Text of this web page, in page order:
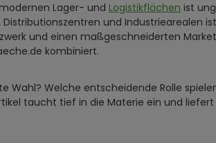
Lager- und Logistikflächen ist
Distributionszentren und Industriearealen
und einen maßgeschneiderten
kombiniert.
Wahl? Welche entscheidende Rolle
taucht tief in die Materie ein und